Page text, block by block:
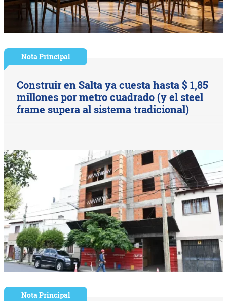
Nota Principal
Construir en Salta ya cuesta hasta $ 1,85
millones por metro cuadrado (y el steel
frame supera al sistema tradicional)
Nota Principal